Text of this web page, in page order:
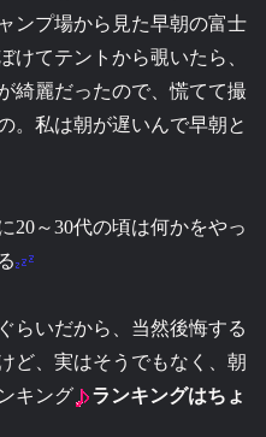
ンプ場から見た早朝の富士
けてテントから覗いたら、
綺麗だったので、慌てて撮
。私は朝が遅いんで早朝と
20～30代の頃は何かをやっ
らいだから、当然後悔する
ど、実はそうでもなく、朝
キング
ランキングはちょ